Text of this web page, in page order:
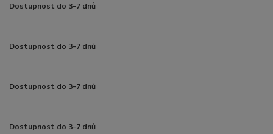
Dostupnost do 3-7 dnů
Dostupnost do 3-7 dnů
Dostupnost do 3-7 dnů
Dostupnost do 3-7 dnů